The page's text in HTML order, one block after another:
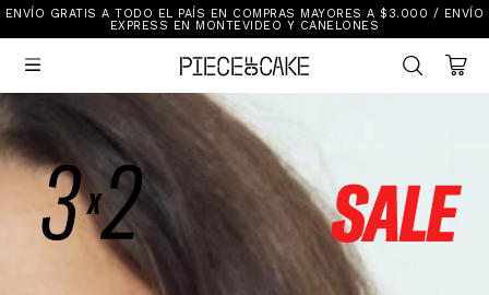
ENVÍO GRATIS A TODO EL PAÍS EN COMPRAS MAYORES A $3.000 / ENVÍO
EXPRESS EN MONTEVIDEO Y CANELONES

Sale
New In
Accesorios
Calzado
Ver Todo
Vestimenta
Accesorios